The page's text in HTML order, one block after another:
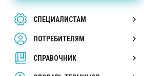
СПЕЦИАЛИСТАМ
ПОТРЕБИТЕЛЯМ
СПРАВОЧНИК